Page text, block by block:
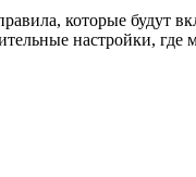
которые будут
настройки,